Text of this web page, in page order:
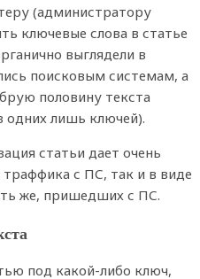
(администратору
ключевые слова в статье
выглядели в
поисковым системам, а
половину текста
одних лишь ключей).
статьи дает очень
с ПС, так и в виде
же, пришедших с ПС.
под какой-либо ключ,